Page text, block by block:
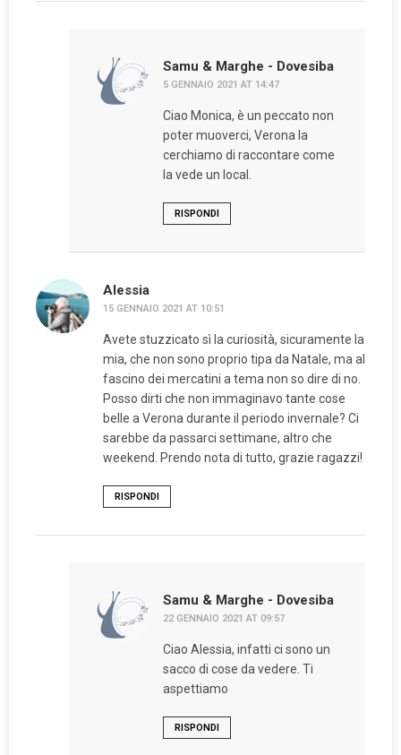
Samu & Marghe - Dovesiba
5 GENNAIO 2021 AT 14:47
Ciao Monica, è un peccato non
poter muoverci, Verona la
cerchiamo di raccontare come
la vede un local.
RISPONDI
Alessia
15 GENNAIO 2021 AT 10:51
Avete stuzzicato sì la curiosità, sicuramente la
mia, che non sono proprio tipa da Natale, ma al
fascino dei mercatini a tema non so dire di no.
Posso dirti che non immaginavo tante cose
belle a Verona durante il periodo invernale? Ci
sarebbe da passarci settimane, altro che
weekend. Prendo nota di tutto, grazie ragazzi!
RISPONDI
Samu & Marghe - Dovesiba
22 GENNAIO 2021 AT 09:57
Ciao Alessia, infatti ci sono un
sacco di cose da vedere. Ti
aspettiamo
RISPONDI